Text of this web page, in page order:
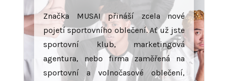
Značka MUSAI přináší zcela nové
pojetí sportovního oblečení. Ať už jste
sportovní klub, marketingová
agentura, nebo firma zaměřená na
sportovní a volnočasové oblečení,